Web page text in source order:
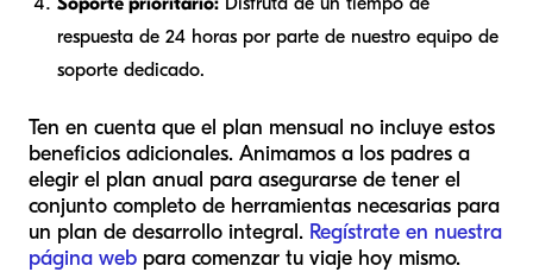
respuesta de 24 horas por parte de nuestro equipo de
soporte dedicado.
Ten en cuenta que el plan mensual no incluye estos
beneficios adicionales. Animamos a los padres a
elegir el plan anual para asegurarse de tener el
conjunto completo de herramientas necesarias para
un plan de desarrollo integral. Regístrate en nuestra
página web para comenzar tu viaje hoy mismo.